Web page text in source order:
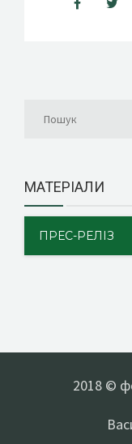
МАТЕРІАЛИ
ПРЕС-РЕЛІЗ
2018 ©